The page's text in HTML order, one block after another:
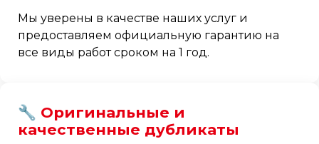
Мы уверены в качестве наших услуг и
предоставляем официальную гарантию на
все виды работ сроком на 1 год.
🔧 Оригинальные и
качественные дубликаты